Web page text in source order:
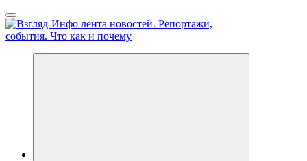
Перейти
к
содержанию
Обо всем и обо всех, что зачем и почему. Новости политики,